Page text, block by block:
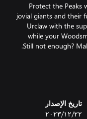
Protect the Peaks
jovial giants and their
Urclaw with the
while your
تاريخ الإصدار
٢٢‏/١٢‏/٢٠٢٣